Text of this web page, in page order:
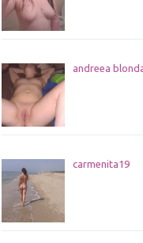
andreea
carmenita19